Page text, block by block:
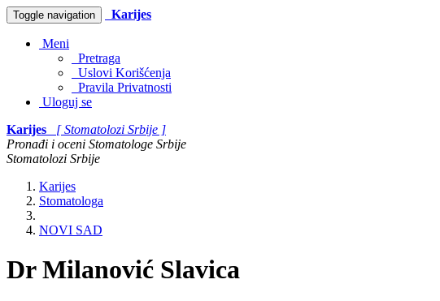
Toggle navigation Karijes
Meni
Pretraga
Uslovi Korišćenja
Pravila Privatnosti
Uloguj se
Karijes
[ Stomatolozi Srbije ]
Pronađi i oceni Stomatologe Srbije
Stomatolozi Srbije
Karijes
Stomatologa
NOVI SAD
Dr Milanović Slavica